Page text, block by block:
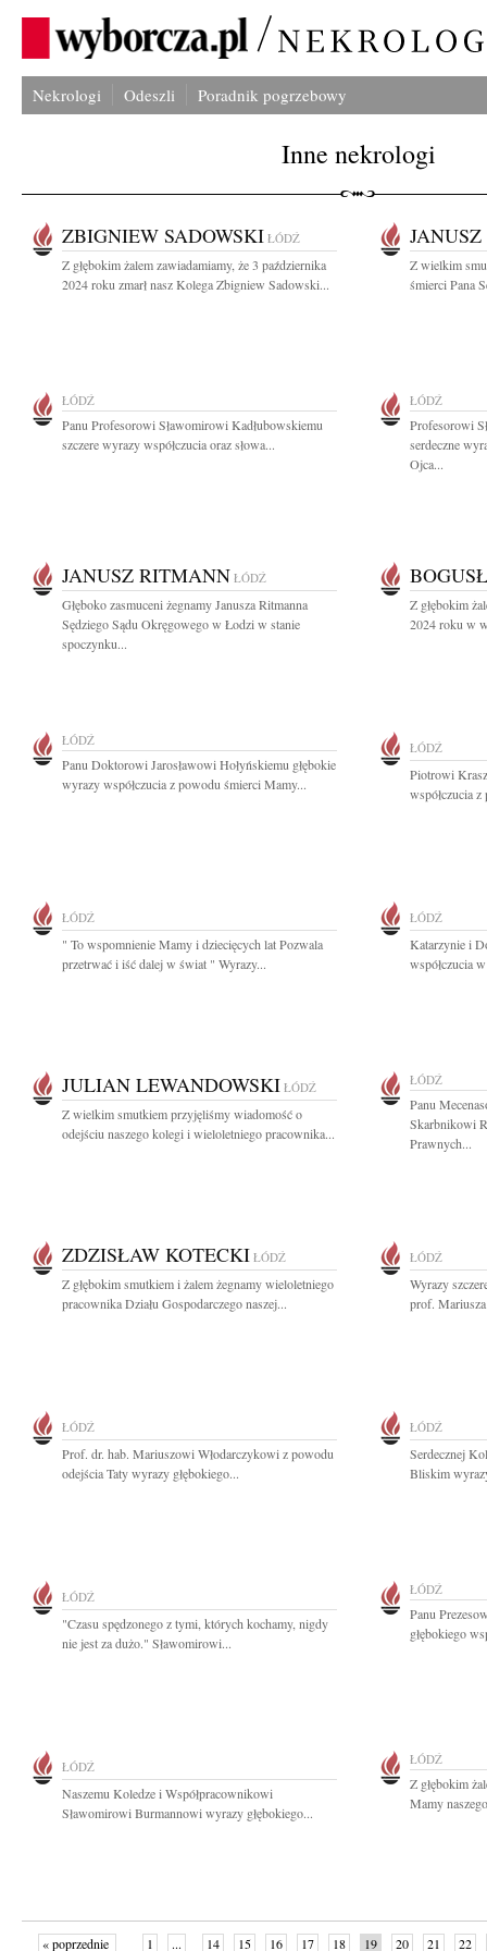
Nekrologi Odeszli Poradnik pogrzebowy
Inne nekrologi
ZBIGNIEW SADOWSKI ŁÓDŹ
Z głębokim żalem zawiadamiamy, że 3 października
2024 roku zmarł nasz Kolega Zbigniew Sadowski...
Z wielkim
śmierci Pana
ŁÓDŹ
Panu Profesorowi Sławomirowi Kadłubowskiemu
szczere wyrazy współczucia oraz słowa...
ŁÓDŹ
Profesorowi
serdeczne
Ojca...
JANUSZ RITMANN ŁÓDŹ
Głęboko zasmuceni żegnamy Janusza Ritmanna
Sędziego Sądu Okręgowego w Łodzi w stanie
spoczynku...
Z głębokim
2024 roku w
ŁÓDŹ
Panu Doktorowi Jarosławowi Hołyńskiemu głębokie
wyrazy współczucia z powodu śmierci Mamy...
ŁÓDŹ
Piotrowi
współczucia
ŁÓDŹ
" To wspomnienie Mamy i dziecięcych lat Pozwala
przetrwać i iść dalej w świat " Wyrazy...
ŁÓDŹ
Katarzynie i
współczucia
JULIAN LEWANDOWSKI ŁÓDŹ
Z wielkim smutkiem przyjęliśmy wiadomość o
odejściu naszego kolegi i wieloletniego pracownika...
ŁÓDŹ
Panu
Skarbnikowi
Prawnych...
ZDZISŁAW KOTECKI ŁÓDŹ
Z głębokim smutkiem i żalem żegnamy wieloletniego
pracownika Działu Gospodarczego naszej...
ŁÓDŹ
Wyrazy
prof.
ŁÓDŹ
Prof. dr. hab. Mariuszowi Włodarczykowi z powodu
odejścia Taty wyrazy głębokiego...
ŁÓDŹ
Serdecznej
Bliskim
ŁÓDŹ
"Czasu spędzonego z tymi, których kochamy, nigdy
nie jest za dużo." Sławomirowi...
ŁÓDŹ
Panu
głębokiego
ŁÓDŹ
Naszemu Koledze i Współpracownikowi
Sławomirowi Burmannowi wyrazy głębokiego...
ŁÓDŹ
Z głębokim
Mamy
« poprzednie 1 ... 14 15 16 17 18 19 20 21 22